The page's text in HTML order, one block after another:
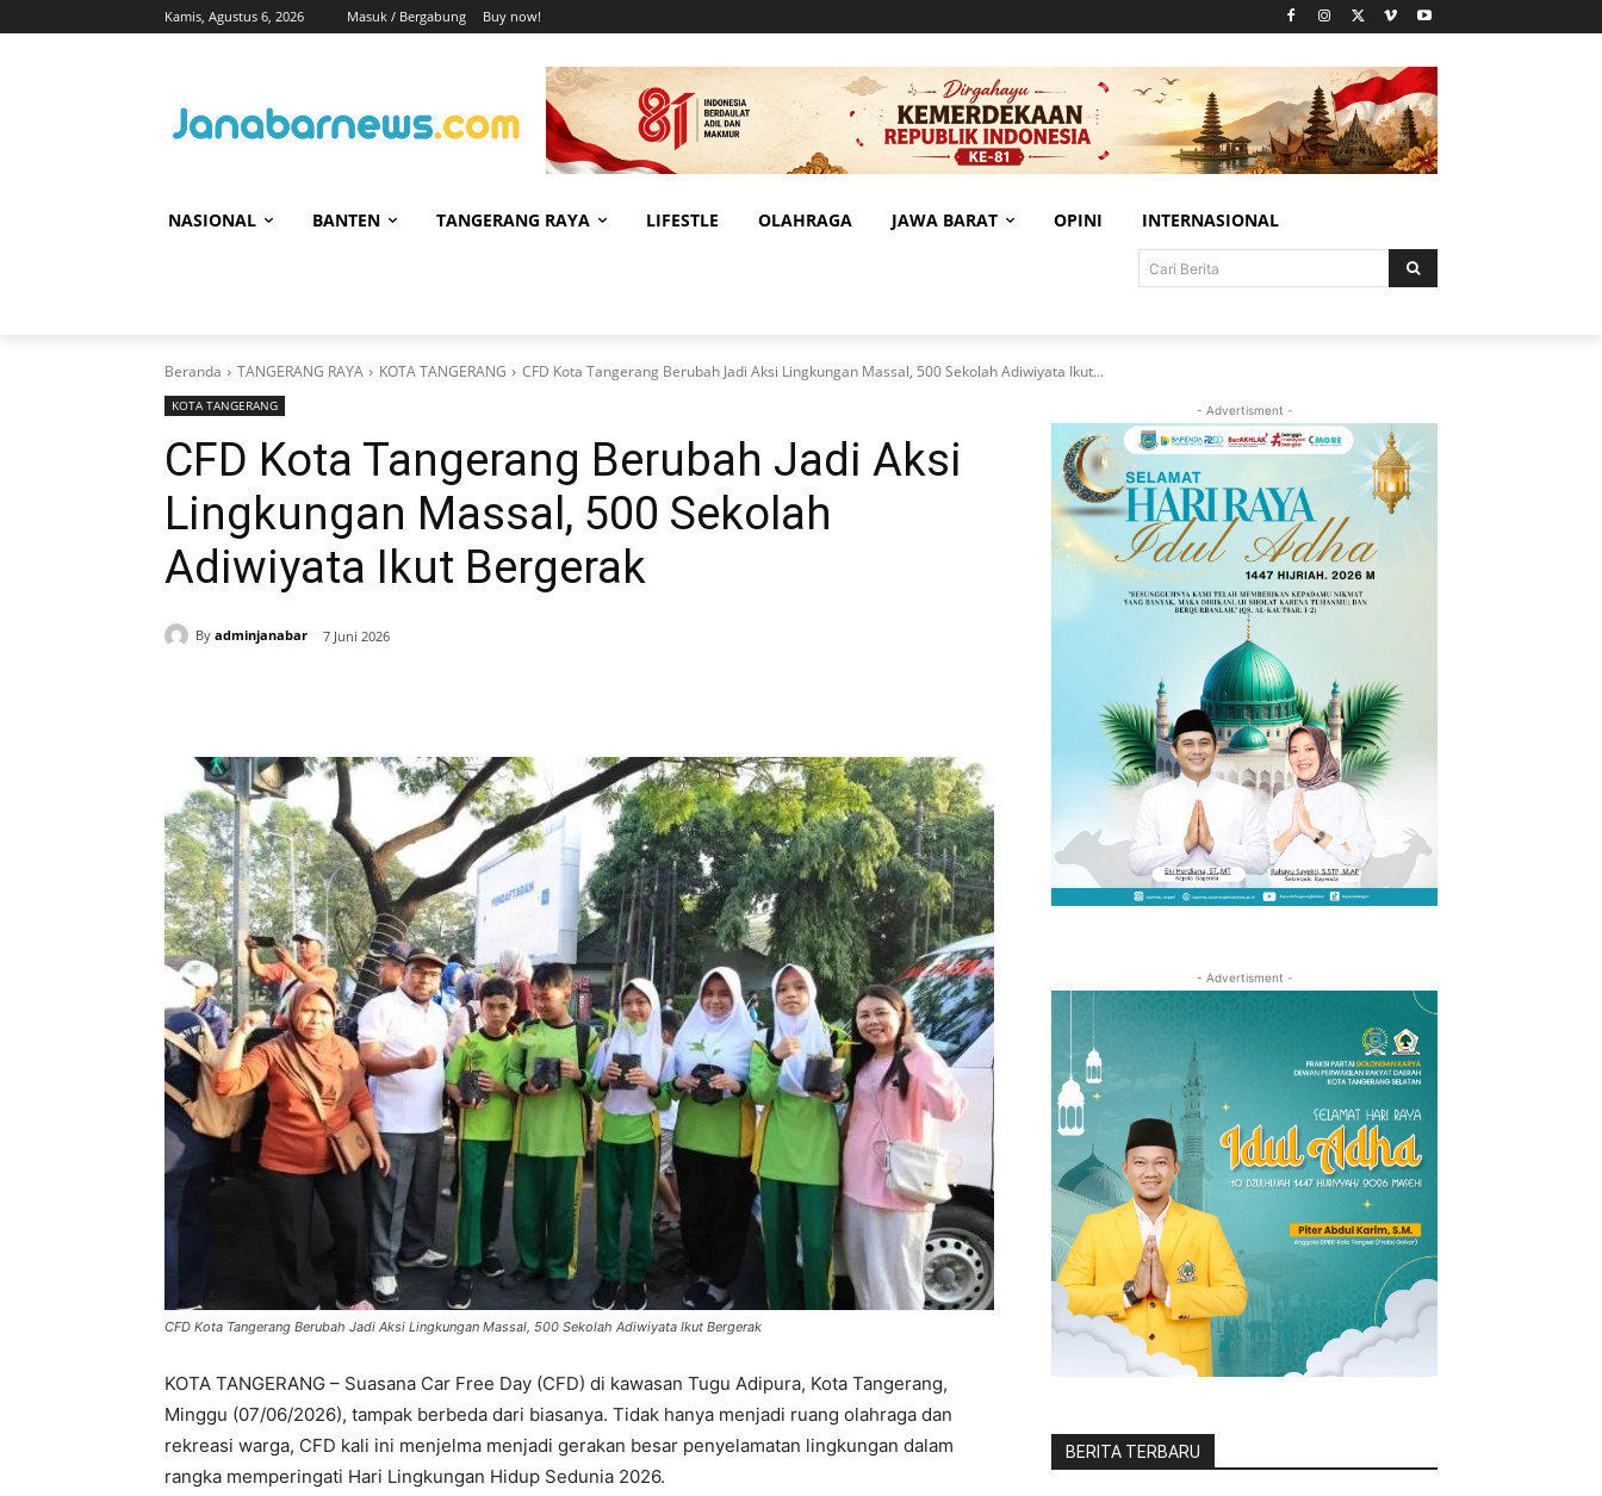
Kamis, Agustus 6, 2026 Masuk / Bergabung Buy now!
NASIONAL BANTEN TANGERANG RAYA LIFESTLE OLAHRAGA JAWA BARAT OPINI INTERNASIONAL
Cari Berita
Beranda TANGERANG RAYA KOTA TANGERANG CFD Kota Tangerang Berubah Jadi Aksi Lingkungan Massal, 500 Sekolah Adiwiyata Ikut...
KOTA TANGERANG
CFD Kota Tangerang Berubah Jadi Aksi
Lingkungan Massal, 500 Sekolah
Adiwiyata Ikut Bergerak
By adminjanabar 7 Juni 2026
CFD Kota Tangerang Berubah Jadi Aksi Lingkungan Massal, 500 Sekolah Adiwiyata Ikut Bergerak
KOTA TANGERANG – Suasana Car Free Day (CFD) di kawasan Tugu Adipura, Kota Tangerang,
Minggu (07/06/2026), tampak berbeda dari biasanya. Tidak hanya menjadi ruang olahraga dan
rekreasi warga, CFD kali ini menjelma menjadi gerakan besar penyelamatan lingkungan dalam
rangka memperingati Hari Lingkungan Hidup Sedunia 2026.
- Advertisment -
- Advertisment -
BERITA TERBARU